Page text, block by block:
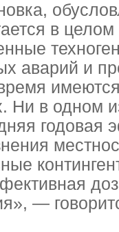
в
аварий и
Ни в одном
годовая
—